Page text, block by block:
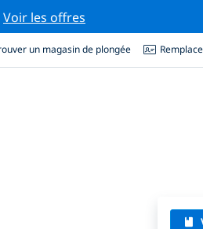
Voir les offres
un magasin de plongée